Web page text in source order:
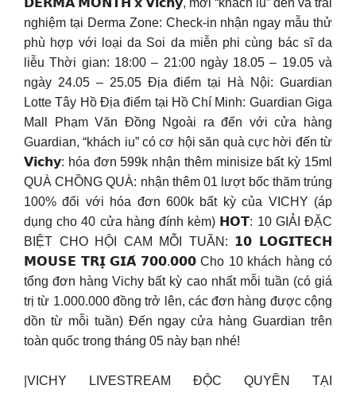
nghiệm tại Derma Zone: Check-in nhận ngay mẫu thử
phù hợp với loại da Soi da miễn phi cùng bác sĩ da
liễu Thời gian: 18:00 – 21:00 ngày 18.05 – 19.05 và
ngày 24.05 – 25.05 Địa điểm tại Hà Nội: Guardian
Lotte Tây Hồ Địa điểm tại Hồ Chí Minh: Guardian Giga
Mall Phạm Văn Đồng Ngoài ra đến với cửa hàng
Guardian, “khách iu” có cơ hội săn quà cực hời đến từ
𝗩𝗶𝗰𝗵𝘆: hóa đơn 599k nhận thêm minisize bất kỳ 15ml
QUÀ CHỒNG QUÀ: nhận thêm 01 lượt bốc thăm trúng
100% đối với hóa đơn 600k bất kỳ của VICHY (áp
dụng cho 40 cửa hàng đính kèm) 𝗛𝗢𝗧: 10 GIẢI ĐẶC
BIỆT CHO HỘI CAM MỖI TUẦN: 𝟭𝟬 𝗟𝗢𝗚𝗜𝗧𝗘𝗖𝗛
𝗠𝗢𝗨𝗦𝗘 𝗧𝗥𝗜̣ 𝗚𝗜𝗔́ 𝟳𝟬𝟬.𝟬𝟬𝟬 Cho 10 khách hàng có
tổng đơn hàng Vichy bất kỳ cao nhất mỗi tuần (có giá
trị từ 1.000.000 đồng trở lên, các đơn hàng được cộng
dồn từ mỗi tuần) Đến ngay cửa hàng Guardian trên
toàn quốc trong tháng 05 này bạn nhé!
|VICHY LIVESTREAM ĐỘC QUYỀN TẠI